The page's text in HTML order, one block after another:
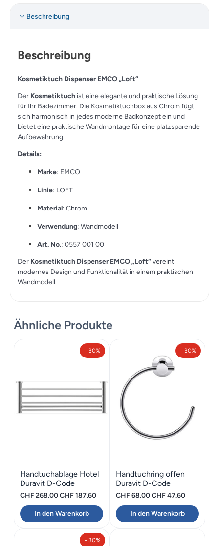
Beschreibung
Beschreibung
Kosmetiktuch Dispenser EMCO „Loft“
Der Kosmetiktuch ist eine elegante und praktische Lösung
für Ihr Badezimmer. Die Kosmetiktuchbox aus Chrom fügt
sich harmonisch in jedes moderne Badkonzept ein und
bietet eine praktische Wandmontage für eine platzsparende
Aufbewahrung.
Details:
Marke: EMCO
Linie: LOFT
Material: Chrom
Verwendung: Wandmodell
Art. No.: 0557 001 00
Der Kosmetiktuch Dispenser EMCO „Loft“vereint
modernes Design und Funktionalität in einem praktischen
Wandmodell.
Ähnliche Produkte
- 30%
Handtuchablage Hotel
Duravit D-Code
CHF268.00Ursprünglicher
Preis
war:
CHF187.60Aktueller
Preis
ist:
In den Warenkorb
- 30%
Handtuchring offen
Duravit D-Code
CHF68.00Ursprünglicher
Preis
war:
CHF47.60Aktueller
Preis
In den Warenkorb
- 30%